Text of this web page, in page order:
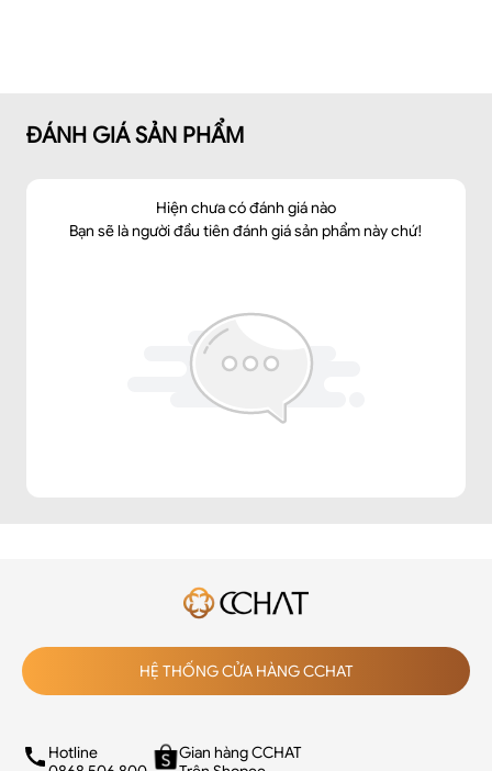
ĐÁNH GIÁ SẢN PHẨM
Hiện chưa có đánh giá nào
Bạn sẽ là người đầu tiên đánh giá sản phẩm này chứ!
HỆ THỐNG CỬA HÀNG CCHAT
Hotline
Gian hàng CCHAT